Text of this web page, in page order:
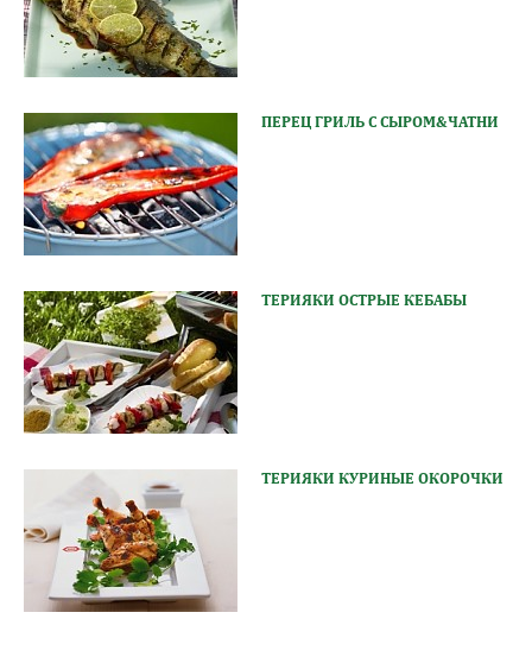
ПЕРЕЦ ГРИЛЬ С СЫРОМ&ЧАТНИ
ТЕРИЯКИ ОСТРЫЕ КЕБАБЫ
ТЕРИЯКИ КУРИНЫЕ ОКОРОЧКИ